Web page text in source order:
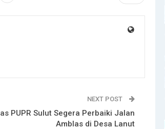
NEXT POST
PUPR Sulut Segera Perbaiki Jalan
Amblas di Desa Lanut